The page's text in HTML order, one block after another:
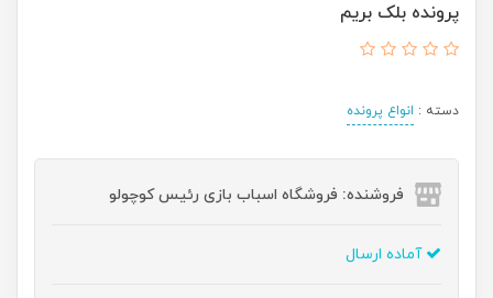
پرونده بلک بریم
دسته : انواع پرونده
فروشنده: فروشگاه اسباب بازی رئیس کوچولو
آماده ارسال